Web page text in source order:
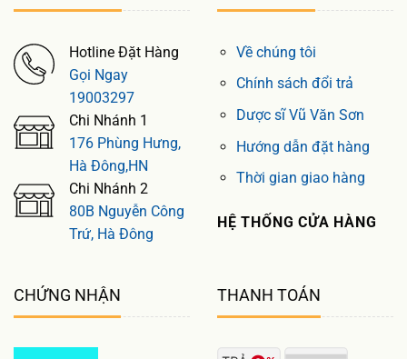
Hotline Đặt Hàng
Gọi Ngay
19003297
Chi Nhánh 1
176 Phùng Hưng,
Hà Đông,HN
Chi Nhánh 2
80B Nguyễn Công
Trứ, Hà Đông
Về chúng tôi
Chính sách đổi trả
Dược sĩ Vũ Văn Sơn
Hướng dẫn đặt hàng
Thời gian giao hàng
HỆ THỐNG CỬA HÀNG
CHỨNG NHẬN THANH TOÁN